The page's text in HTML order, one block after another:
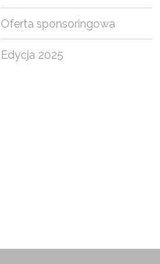
Oferta sponsoringowa
Edycja 2025